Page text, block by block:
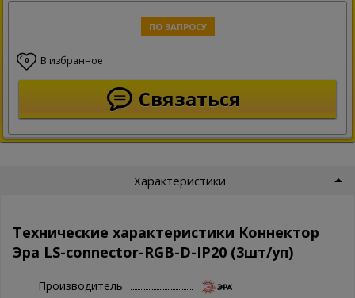
ПО ЗАПРОСУ
0 В избранное
Связаться
Характеристики
Технические характеристики Коннектор
Эра LS-connector-RGB-D-IP20 (3шт/уп)
Производитель